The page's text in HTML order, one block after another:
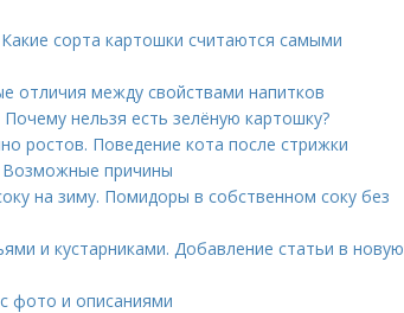
сорта картошки считаются самыми
отличия между свойствами напитков
нельзя есть зелёную картошку?
ростов. Поведение кота после стрижки
Возможные причины
на зиму. Помидоры в собственном соку без
и кустарниками. Добавление статьи в новую
фото и описаниями